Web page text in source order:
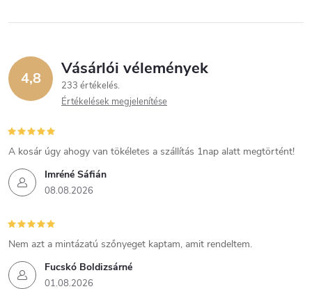
4,8 Vásárlói vélemények
233 értékelés
Értékelések megjelenítése
Imréné Sáfián
08.08.2026
A kosár úgy ahogy van tökéletes a szállítás 1nap alatt megtörtént!
Fucskó Boldizsárné
01.08.2026
Nem azt a mintázatú szőnyeget kaptam, amit rendeltem.